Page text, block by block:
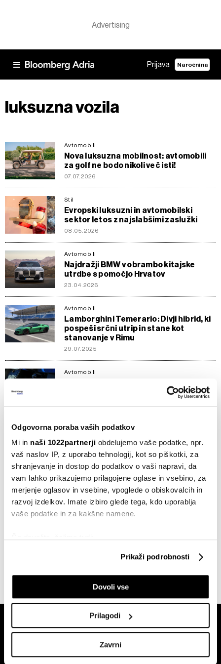
Odgovorna poraba vaših podatkov
Mi in naši 1022partnerji obdelujemo vaše podatke, npr.
vaš naslov IP, z uporabo tehnologij, kot so piškotki, za
shranjevanje in dostop do podatkov o vaši napravi, da
vam lahko prikazujemo prilagojene oglase in vsebino, za
merjenje oglasov in vsebine, vpoglede o obiskovalcih in
razvoj izdelkov. Imate izbiro glede tega, kdo uporablja
vaše podatke in za kakšne namene.
Identificirati napravo z aktivnim preverjanjem
lastnosti (odčitavanje prstnih odtisov)
Poglejte si še, kako se obdelujejo vaši osebni podatki in
nastavite svoje preference vrazdelku o podrobnostih
iz Izjave o piškotkih.
Skupni upravljavci obdelave so HD-WIN ARENA SPORT
Prikaži podrobnosti
Dovoli vse
Prilagodi
Zavrni
Prijava Naročnina
luksuzna vozila
Avtomobili
Nova luksuzna mobilnost: avtomobili
za golf ne bodo nikoli več isti!
07.07.2026
Stil
Evropski luksuzni in avtomobilski
sektor letos z najslabšimi zaslužki
08.05.2026
Avtomobili
Najdražji BMW v obrambo kitajske
utrdbe s pomočjo Hrvatov
23.04.2026
Avtomobili
Lamborghini Temerario: Divji hibrid, ki
pospeši srčni utrip in stane kot
stanovanje v Rimu
29.07.2025
Avtomobili
proizvajalce in kupce luksuznih vozil
Avtomobili
sedanom proti Tesli
23.03.2025
Avtomobili
Pričakovanja BMW-ja, Porscheja in
Volkswagna od nove nemške vlade
27.02.2025
Wallstreeta gre na dražbo